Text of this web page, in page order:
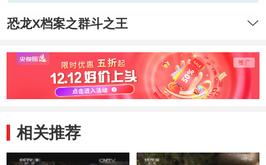
恐龙X档案之群斗之王
相关推荐